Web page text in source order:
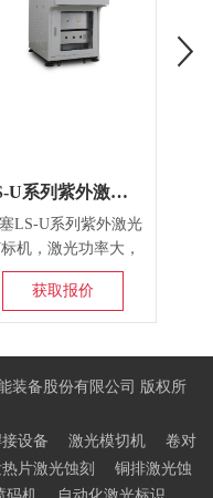
LS-U系列紫外激光打标机
LS-U系列紫外激光
机，激光功率大，
束质量高，配备了国
先进的紫外波长激光
从而可以适合任何
件，工件材料承受
在塑料、半导体，
及敏感的金属上打
标。
获取报价
装备股份有限公司 版权所
设备 激光模切机
卷对
热片激光蚀刻
铜排激光蚀